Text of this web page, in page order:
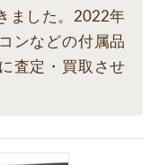
ました。2022年
ンなどの付属品
査定・買取させ